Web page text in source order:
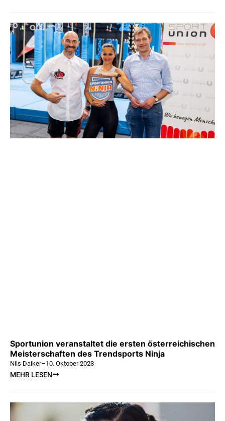
Sportunion veranstaltet die ersten österreichischen
Meisterschaften des Trendsports Ninja
Nils Daiker–10. Oktober 2023
MEHR LESEN